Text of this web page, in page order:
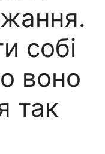
собі
воно
так